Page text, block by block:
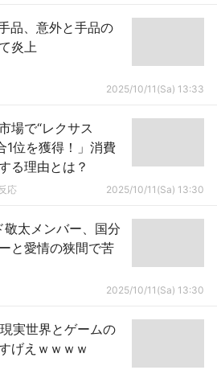
品、意外と手品の
炎上
2025/10/11(Sa) 13:33
場で“レクサス
1位を獲得！」消費
る理由とは？
応 2025/10/11(Sa) 13:30
敬太メンバー、国分
と愛情の狭間で苦
2025/10/11(Sa) 13:30
実世界とゲームの
げえｗｗｗｗ